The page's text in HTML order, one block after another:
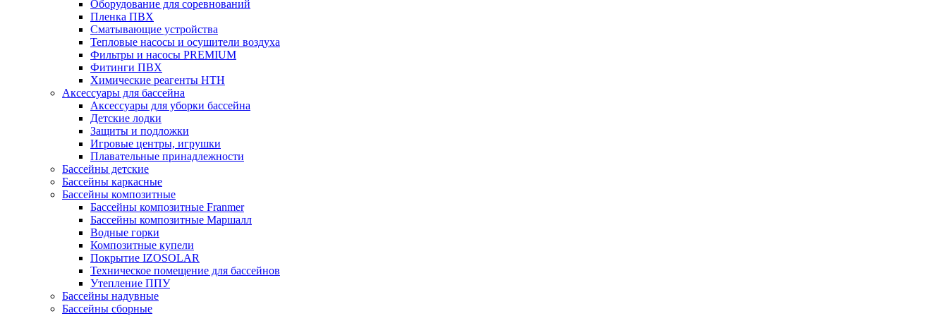
Оборудование для соревнований
Пленка ПВХ
Сматывающие устройства
Тепловые насосы и осушители воздуха
Фильтры и насосы PREMIUM
Фитинги ПВХ
Химические реагенты HTH
Аксессуары для бассейна
Аксессуары для уборки бассейна
Детские лодки
Защиты и подложки
Игровые центры, игрушки
Плавательные принадлежности
Бассейны детские
Бассейны каркасные
Бассейны композитные
Бассейны композитные Franmer
Бассейны композитные Маршалл
Водные горки
Композитные купели
Покрытие IZOSOLAR
Техническое помещение для бассейнов
Утепление ППУ
Бассейны надувные
Бассейны сборные